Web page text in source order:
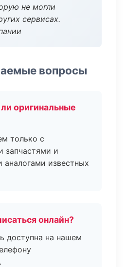
не могли
сервисах.
вопросы
оригинальные
только с
запчастями и
аналогами известных
онлайн?
доступна на нашем